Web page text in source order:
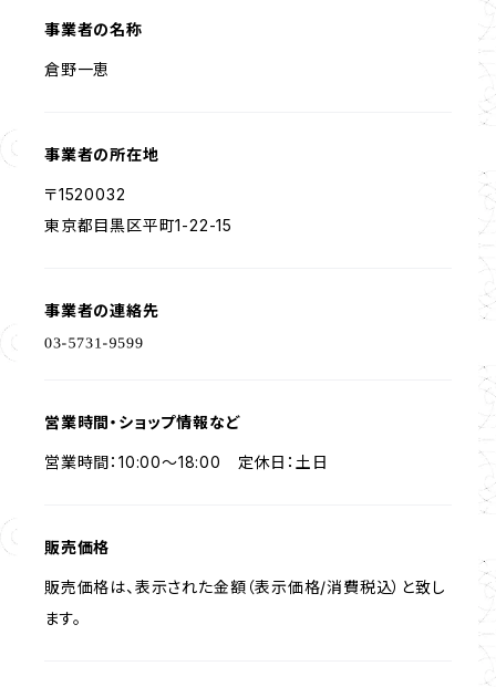
事業者の名称
倉野一恵
事業者の所在地
〒1520032
東京都目黒区平町1-22-15
事業者の連絡先
営業時間・ショップ情報など
営業時間：10:00〜18:00 定休日：土日
販売価格
販売価格は、表示された金額（表示価格/消費税込）と致し
ます。